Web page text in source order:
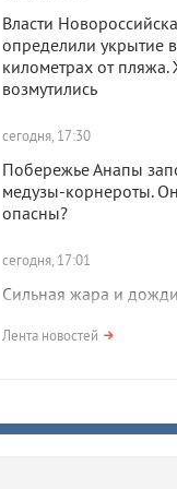
Власти Новороссийска
определили укрытие
километрах от пляжа.
возмутились
сегодня, 17:30
Побережье Анапы
медузы-корнероты.
опасны?
сегодня, 17:01
Сильная жара и
Краснодарском крае в
В Ростовской области
Лента новостей